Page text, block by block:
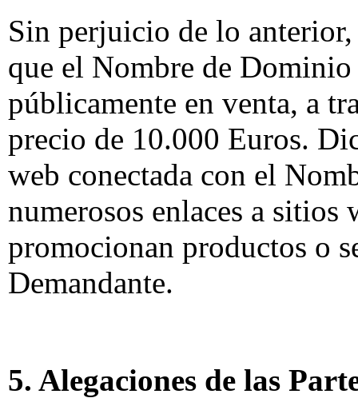
Sin perjuicio de lo
que el Nombre de
públicamente en venta, a
precio de 10.000 Euros.
web conectada con el
numerosos enlaces a sitios
promocionan productos o
Demandante.
5. Alegaciones de las